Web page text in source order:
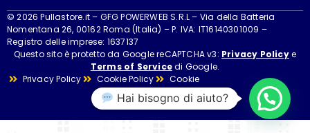
© 2026 Pullastore.it – GFG POWERWEB S.R.L – Via della Batteria
Nomentana 26, 00162 Roma (Italia) – P. IVA: IT16140301009 –
Registro delle imprese: 1637137
Questo sito è protetto da Google reCAPTCHA v3: Privacy Policye
Terms of Servicedi Google.
Privacy Policy
Cookie Policy Cookie
Hai bisogno di aiuto?